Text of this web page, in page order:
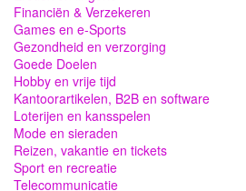
Financiën & Verzekeren
Games en e-Sports
Gezondheid en verzorging
Goede Doelen
Hobby en vrije tijd
Kantoorartikelen, B2B en software
Loterijen en kansspelen
Mode en sieraden
Reizen, vakantie en tickets
Sport en recreatie
Telecommunicatie